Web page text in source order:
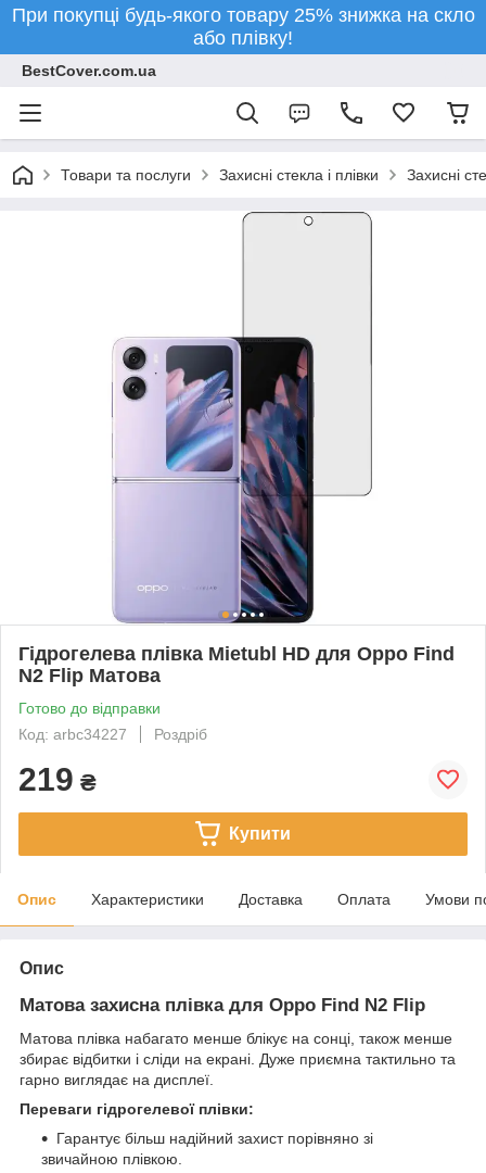
При покупці будь-якого товару 25% знижка на скло
або плівку!
BestCover.com.ua
Товари та послуги Захисні стекла і плівки Захисні
Гідрогелева плівка Mietubl HD для Oppo Find
N2 Flip Матова
Готово до відправки
Код: arbc34227
Роздріб
219 ₴
Купити
Опис Характеристики Доставка Оплата Умови
Опис
Матова захисна плівка для Oppo Find N2 Flip
Матова плівка набагато менше блікує на сонці, також менше
збирає відбитки і сліди на екрані. Дуже приємна тактильно та
гарно виглядає на дисплеї.
Переваги гідрогелевої плівки:
Гарантує більш надійний захист порівняно зі
звичайною плівкою.